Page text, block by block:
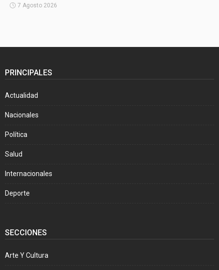
7 Agosto 2026
PRINCIPALES
Actualidad
Nacionales
Política
Salud
Internacionales
Deporte
SECCIONES
Arte Y Cultura